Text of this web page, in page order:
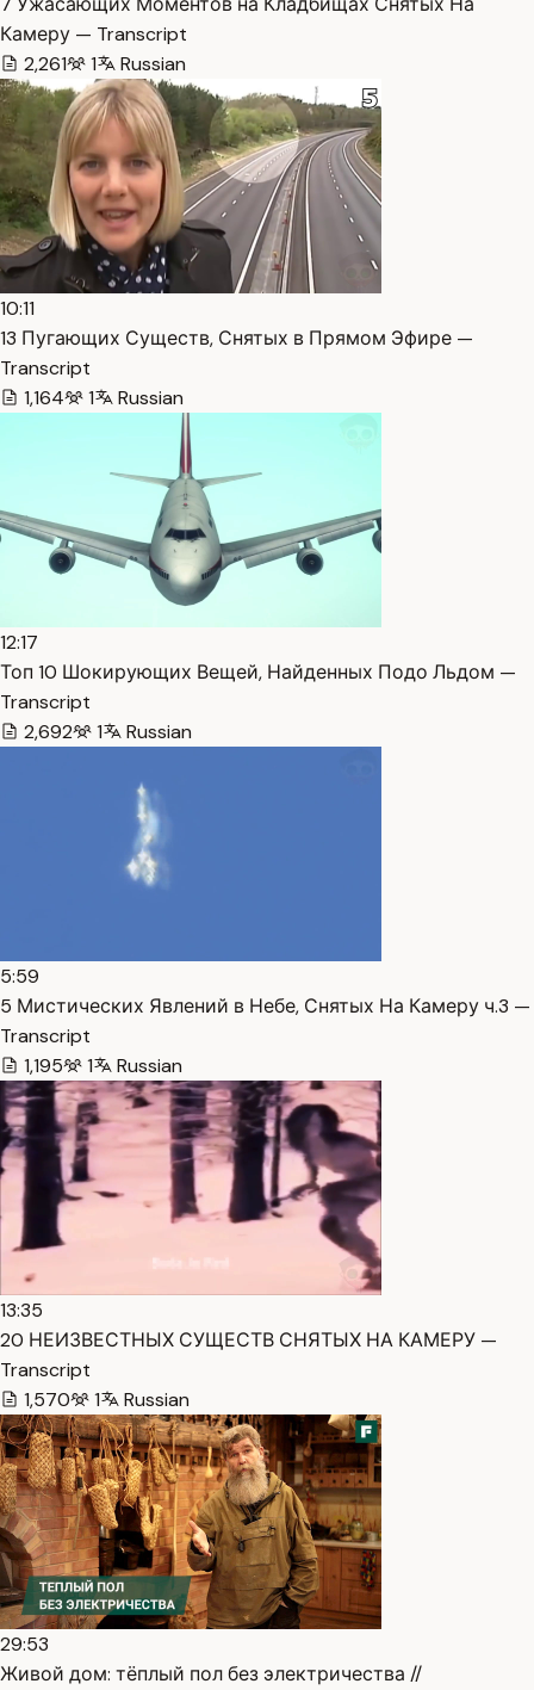
Камеру — Transcript
2,261
1 Russian
10:11
13 Пугающих Существ, Снятых в Прямом Эфире —
Transcript
1,164
1 Russian
12:17
Топ 10 Шокирующих Вещей, Найденных Подо Льдом —
Transcript
2,692
1 Russian
5:59
5 Мистических Явлений в Небе, Снятых На Камеру ч.3 —
Transcript
1,195
1 Russian
13:35
20 НЕИЗВЕСТНЫХ СУЩЕСТВ СНЯТЫХ НА КАМЕРУ —
Transcript
1,570
1 Russian
29:53
Живой дом: тёплый пол без электричества //